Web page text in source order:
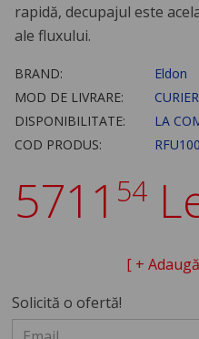
rapidă, decupajul este
ale fluxului.
BRAND:
Eldon
MOD DE LIVRARE:
CURIER
DISPONIBILITATE:
LA
COD PRODUS:
5711 54
[ +
Solicită o ofertă!